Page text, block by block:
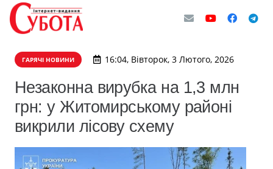
ГАРЯЧІ НОВИНИ 16:04, Вівторок, 3 Лютого, 2026
Незаконна вирубка на 1,3 млн
грн: у Житомирському районі
викрили лісову схему